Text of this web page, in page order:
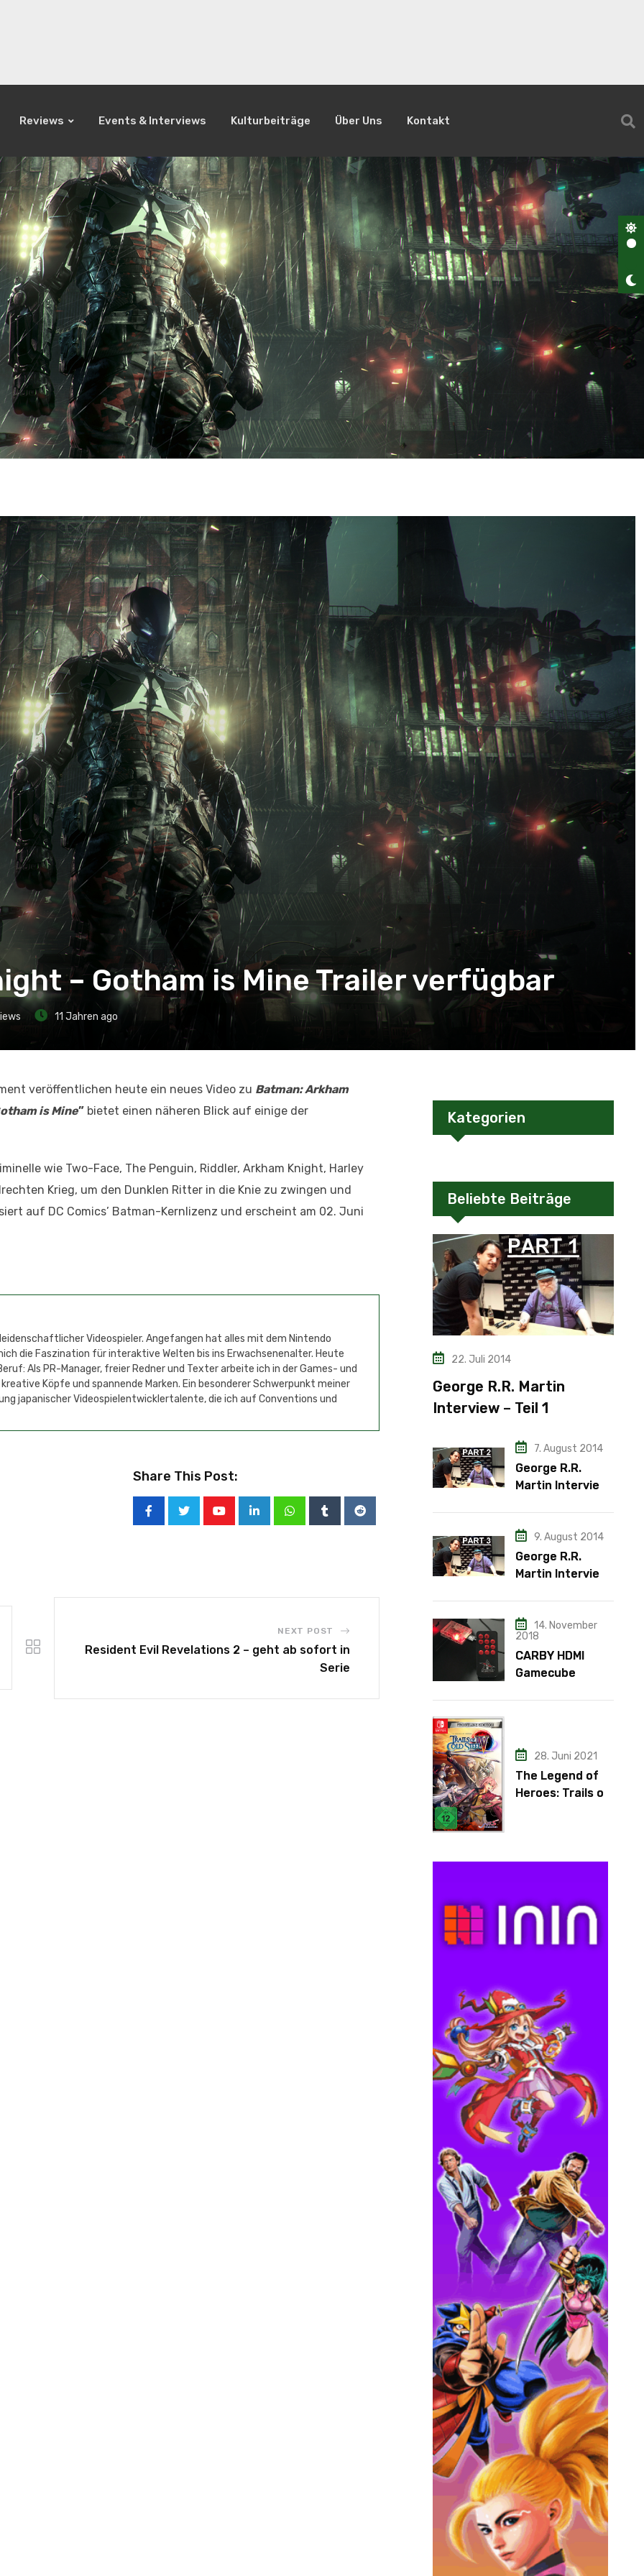
Reviews Events & Interviews Kulturbeiträge Über Uns Kontakt
– Gotham is Mine Trailer verfügbar
11 Jahren ago
veröffentlichen heute ein neues Video zu Batman: Arkham
is Mine” bietet einen näheren Blick auf einige der
wie Two-Face, The Penguin, Riddler, Arkham Knight, Harley
Krieg, um den Dunklen Ritter in die Knie zu zwingen und
auf DC Comics’ Batman-Kernlizenz und erscheint am 02. Juni
Videospieler. Angefangen hat alles mit dem Nintendo
die Faszination für interaktive Welten bis ins Erwachsenenalter. Heute
Als PR-Manager, freier Redner und Texter arbeite ich in der Games- und
Köpfe und spannende Marken. Ein besonderer Schwerpunkt meiner
japanischer Videospielentwicklertalente, die ich auf Conventions und
Share This Post:
NEXT POST
Resident Evil Revelations 2 – geht ab sofort in
Serie
Kategorien
Beliebte Beiträge
22. Juli 2014
George R.R. Martin
Interview – Teil 1
7. August 2014
George R.R.
Martin Interview
9. August 2014
George R.R.
Martin Interview
14. November
2018
CARBY HDMI
Gamecube
28. Juni 2021
The Legend of
Heroes: Trails of